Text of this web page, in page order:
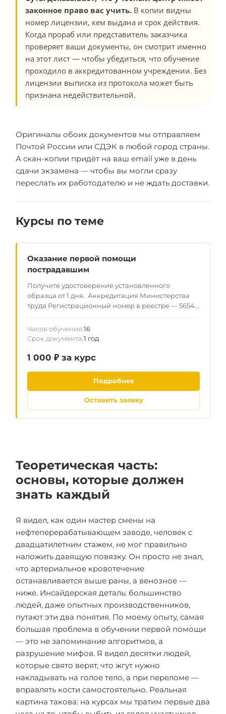
законное право вас учить. В копии видны
номер лицензии, кем выдана и срок действия.
Когда прораб или представитель заказчика
проверяет ваши документы, он смотрит именно
на этот лист — чтобы убедиться, что обучение
проходило в аккредитованном учреждении. Без
лицензии выписка из протокола может быть
признана недействительной.
Оригиналы обоих документов мы отправляем
Почтой России или СДЭК в любой город страны.
А скан-копии придёт на ваш email уже в день
сдачи экзамена — чтобы вы могли сразу
переслать их работодателю и не ждать доставки.
Курсы по теме
Оказание первой помощи
пострадавшим
Получите удостоверение установленного
образца от 1 дня. Аккредитация Министерства
труда Регистрационный номер в реестре — 5654
выезд преподавателя для корпоративного
обучения в Уфе
Часов обучения 16
Срок документа 1 год
1 000 ₽ за курс
Подробнее
Оставить заявку
Теоретическая часть:
основы, которые должен
знать каждый
Я видел, как один мастер смены на
нефтеперерабатывающем заводе, человек с
двадцатилетним стажем, не мог правильно
наложить давящую повязку. Он просто не знал,
что артериальное кровотечение
останавливается выше раны, а венозное —
ниже. Инсайдерская деталь: большинство
людей, даже опытных производственников,
путают эти два понятия. По моему опыту, самая
большая проблема в обучении первой помощи
— это не запоминание алгоритмов, а
разрушение мифов. Я видел десятки людей,
которые свято верят, что жгут нужно
накладывать на голое тело, а при переломе —
вправлять кости самостоятельно. Реальная
картина такова: на курсах мы тратим первые два